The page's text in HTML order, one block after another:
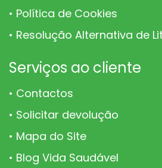
Política de Cookies
Resolução Alternativa de
Serviços ao cliente
Contactos
Solicitar devolução
Mapa do Site
Blog Vida Saudável